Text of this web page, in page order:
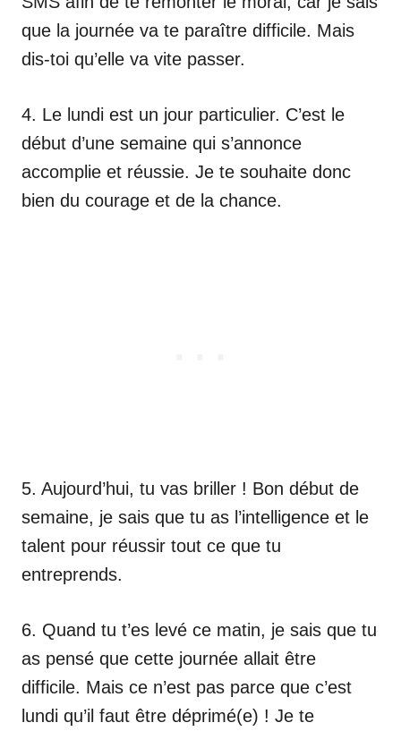
que la journée va te paraître difficile. Mais
dis-toi qu’elle va vite passer.
4. Le lundi est un jour particulier. C’est le
début d’une semaine qui s’annonce
accomplie et réussie. Je te souhaite donc
bien du courage et de la chance.
5. Aujourd’hui, tu vas briller ! Bon début de
semaine, je sais que tu as l’intelligence et le
talent pour réussir tout ce que tu
entreprends.
6. Quand tu t’es levé ce matin, je sais que tu
as pensé que cette journée allait être
difficile. Mais ce n’est pas parce que c’est
lundi qu’il faut être déprimé(e) ! Je te